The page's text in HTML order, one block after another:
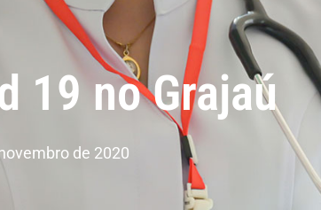
19 no Grajaú
de 2020